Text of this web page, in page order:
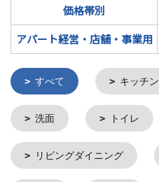
価格帯別
アパート経営・店舗・事業用
すべて キッチン
洗面 トイレ
リビングダイニング